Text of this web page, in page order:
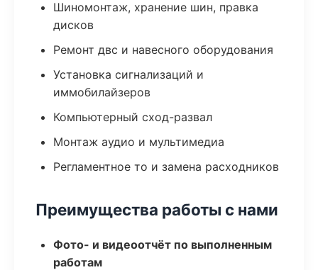
Шиномонтаж, хранение шин, правка
дисков
Ремонт двс и навесного оборудования
Установка сигнализаций и
иммобилайзеров
Компьютерный сход-развал
Монтаж аудио и мультимедиа
Регламентное то и замена расходников
Преимущества работы с нами
Фото- и видеоотчёт по выполненным
работам